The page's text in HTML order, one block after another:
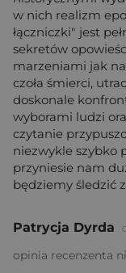
w nich realizm
łączniczki" jest
sekretów
marzeniami jak
czoła śmierci,
doskonale
wyborami ludzi
czytanie
niezwykle szybko
przyniesie nam
będziemy śledzić
Patrycja Dyrda
opinia recenzenta